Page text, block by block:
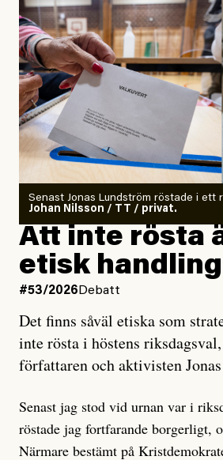
handlar artikeln om en person vars
splittring och oro i rörelsen”.
skapar betydligt mer oro i
oberoende vänstern – än den
eller dess bakgrund.
Det finns en väldigt enkel regel
rörelser när det gäller misstänkta
Antingen har en bevis på att de är
ska en gå ut med det så fort det
rörelsen. Eller så har en inga
och då ska en efterforska diskret,
oro inom rörelsen.
Artikeln undersöker inte, som ETC
är sant, vad som är rykten”, utan
ännu mer ryktesspridning. Det
misstänkta personen är en
får veta är att personen har ändrat
under åren, att den har raderat
Senast Jonas Lundström röstade i ett
Johan Nilsson / TT / privat.
Att inte rösta
etisk handling
#53/2026 Debatt
Det finns såväl etiska som
inte rösta i höstens
författaren och aktivisten
Senast jag stod vid urnan var i
röstade jag fortfarande borgerligt,
Närmare bestämt på